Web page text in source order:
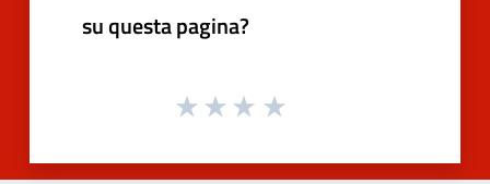
su questa pagina?